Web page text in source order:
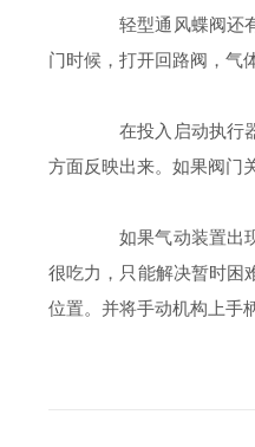
轻型通风蝶阀还有
门时候，打开回路阀，气
在投入启动执行器
方面反映出来。如果阀门
如果气动装置出现
很吃力，只能解决暂时困
位置。并将手动机构上手